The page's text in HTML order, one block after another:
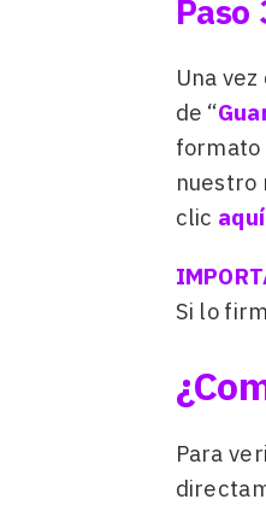
Paso
Una
de “
formato
nuestro
clic aquí
Si lo
Para